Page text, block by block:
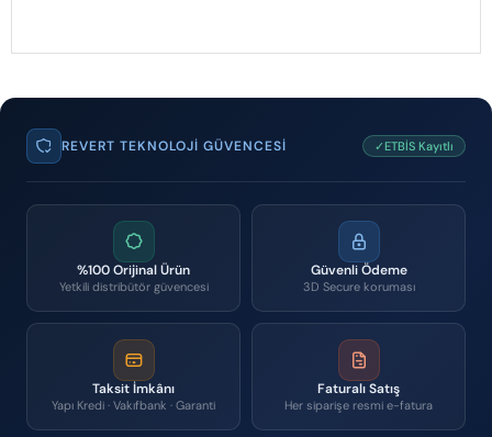
REVERT TEKNOLOJI GÜVENCESI ✓ETBİS Kayıtlı
%100 Orijinal Ürün
Yetkili distribütör güvencesi
Güvenli Ödeme
3D Secure koruması
Taksit İmkânı
Yapı Kredi · Vakıfbank · Garanti
Faturalı Satış
Her siparişe resmi e-fatura